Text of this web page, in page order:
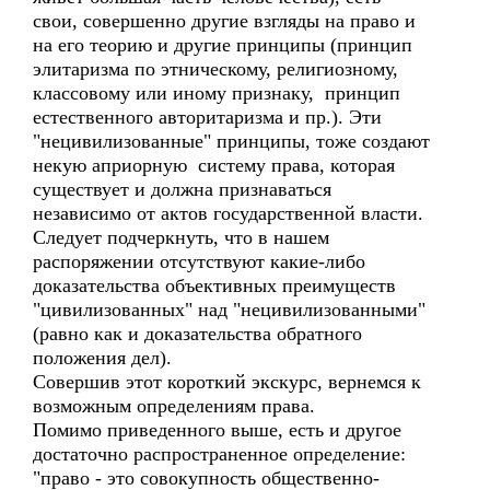
свои, совершенно другие взгляды на право и
на его теорию и другие принципы (принцип
элитаризма по этническому, религиозному,
классовому или иному признаку, принцип
естественного авторитаризма и пр.). Эти
"нецивилизованные" принципы, тоже создают
некую априорную систему права, которая
существует и должна признаваться
независимо от актов государственной власти.
Следует подчеркнуть, что в нашем
распоряжении отсутствуют какие-либо
доказательства объективных преимуществ
"цивилизованных" над "нецивилизованными"
(равно как и доказательства обратного
положения дел).
Совершив этот короткий экскурс, вернемся к
возможным определениям права.
Помимо приведенного выше, есть и другое
достаточно распространенное определение:
"право - это совокупность общественно-